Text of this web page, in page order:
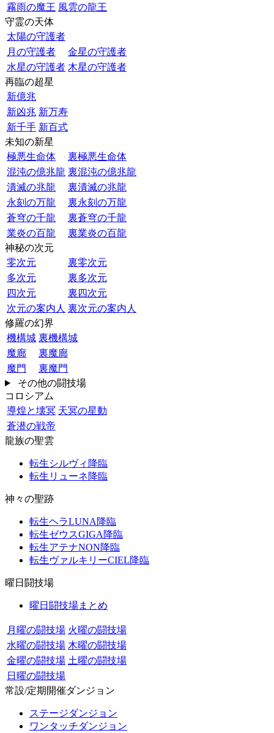
霧雨の魔王 風雲の龍王
守霊の天体
太陽の守護者
月の守護者
金星の守護者
水星の守護者 木星の守護者
再臨の超星
新億兆
新凶兆 新万寿
新千手 新百式
未知の新星
極悪生命体
裏極悪生命体
混沌の億兆龍 裏混沌の億兆龍
潰滅の兆龍
裏潰滅の兆龍
永刻の万龍
裏永刻の万龍
蒼穹の千龍
裏蒼穹の千龍
業炎の百龍
裏業炎の百龍
神秘の次元
零次元
裏零次元
多次元
裏多次元
四次元
裏四次元
次元の案内人 裏次元の案内人
修羅の幻界
機構城 裏機構城
魔廊
裏魔廊
魔門
裏魔門
その他の闘技場
コロシアム
導煌と壊冥 天冥の星動
蒼潜の戦帝
龍族の聖雲
転生シルヴィ降臨
転生リューネ降臨
神々の聖跡
転生ヘラLUNA降臨
転生ゼウスGIGA降臨
転生アテナNON降臨
転生ヴァルキリーCIEL降臨
曜日闘技場
曜日闘技場まとめ
月曜の闘技場 火曜の闘技場
水曜の闘技場 木曜の闘技場
金曜の闘技場 土曜の闘技場
日曜の闘技場
常設/定期開催ダンジョン
ステージダンジョン
ワンタッチダンジョン